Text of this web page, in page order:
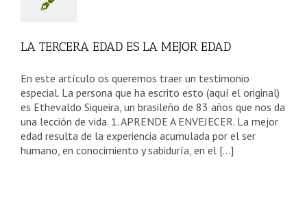
LA TERCERA EDAD ES LA MEJOR EDAD
En este artículo os queremos traer un testimonio
especial. La persona que ha escrito esto (aquí el original)
es Ethevaldo Siqueira, un brasileño de 83 años que nos da
una lección de vida. 1. APRENDE A ENVEJECER. La mejor
edad resulta de la experiencia acumulada por el ser
humano, en conocimiento y sabiduría, en el [...]